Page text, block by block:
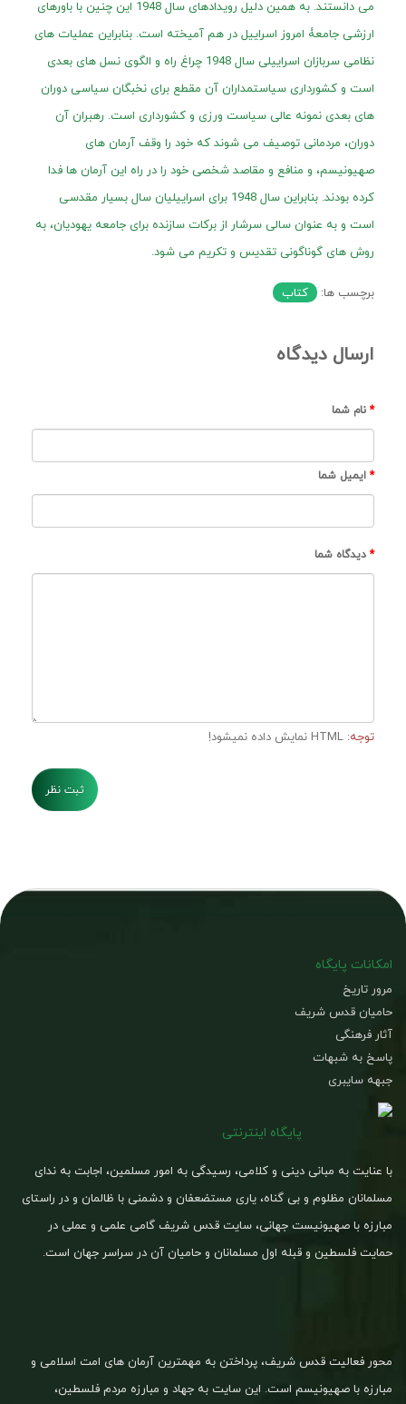
می دانستند. به همین دلیل رویدادهای سال 1948 این چنین با باورهای
ارزشی جامعۀ امروز اسراییل در هم آمیخته است. بنابراین عملیات های
نظامی سربازان اسراییلی سال 1948 چراغ راه و الگوی نسل های بعدی
است و کشورداری سیاستمداران آن مقطع برای نخبگان سیاسی دوران
های بعدی نمونه عالی سیاست ورزی و کشورداری است. رهبران آن
دوران، مردمانی توصیف می شوند که خود را وقف آرمان های
صهیونیسم، و منافع و مقاصد شخصی خود را در راه این آرمان ها فدا
کرده بودند. بنابراین سال 1948 برای اسراییلیان سال بسیار مقدسی
است و به عنوان سالی سرشار از برکات سازنده برای جامعه یهودیان، به
روش های گوناگونی تقدیس و تکریم می شود.
برچسب ها: کتاب
ارسال دیدگاه
نام شما
ایمیل شما
دیدگاه شما
توجه:
ثبت نظر
امکانات پایگاه
مرور تاریخ
حامیان قدس شریف
آثار فرهنگی
پاسخ به شبهات
جبهه سایبری
پایگاه اینترنتی
با عنایت به مبانی دینی و کلامی، رسیدگی به امور مسلمین، اجابت به ندای
مسلمانان مظلوم و بی گناه، یاری مستضعفان و دشمنی با ظالمان و در راستای
مبارزه با صهیونیست جهانی، سایت قدس شریف گامی علمی و عملی در
حمایت فلسطین و قبله اول مسلمانان و حامیان آن در سراسر جهان است.
محور فعالیت قدس شریف، پرداختن به مهمترین آرمان های امت اسلامی و
مبارزه با صهیونیسم است. این سایت به جهاد و مبارزه مردم فلسطین،